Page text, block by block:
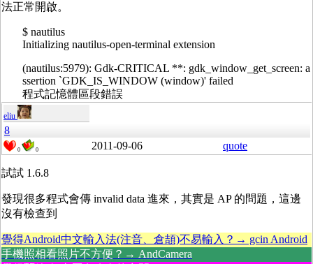
法正常開啟。
$ nautilus
Initializing nautilus-open-terminal extension
(nautilus:5979): Gdk-CRITICAL **: gdk_window_get_screen: a
ssertion `GDK_IS_WINDOW (window)' failed
程式記憶體區段錯誤
eliu
8
0 0 2011-09-06 quote
試試 1.6.8
發現很多程式會傳 invalid data 進來，其實是 AP 的問題，這邊
沒有檢查到
覺得Android中文輸入法(注音、倉頡)不易輸入？→ gcin Android
手機照相看照片不方便？→ AndCamera